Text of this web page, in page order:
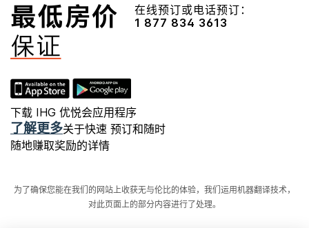
在线预订或电话预订：
1 877 834 3613
下载 IHG 优悦会应用程序
了解更多关于快速 预订和随时
随地赚取奖励的详情
为了确保您能在我们的网站上收获无与伦比的体验，我们运用机器翻译技术，
对此页面上的部分内容进行了处理。